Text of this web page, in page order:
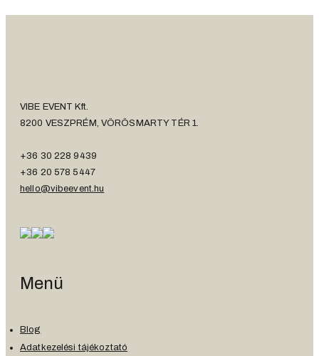
VIBE EVENT Kft.
8200 VESZPRÉM, VÖRÖSMARTY TÉR 1.
+36 30 228 9439
+36 20 578 5447
hello@vibeevent.hu
Menü
Blog
Adatkezelési tájékoztató